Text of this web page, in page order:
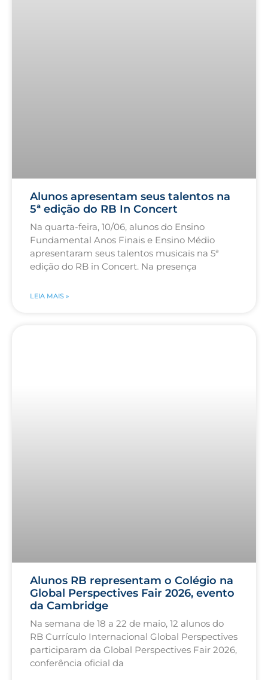
Alunos apresentam seus talentos na
5ª edição do RB In Concert
Na quarta-feira, 10/06, alunos do Ensino
Fundamental Anos Finais e Ensino Médio
apresentaram seus talentos musicais na 5ª
edição do RB in Concert. Na presença
LEIA MAIS »
Alunos RB representam o Colégio na
Global Perspectives Fair 2026, evento
da Cambridge
Na semana de 18 a 22 de maio, 12 alunos do
RB Currículo Internacional Global Perspectives
participaram da Global Perspectives Fair 2026,
conferência oficial da